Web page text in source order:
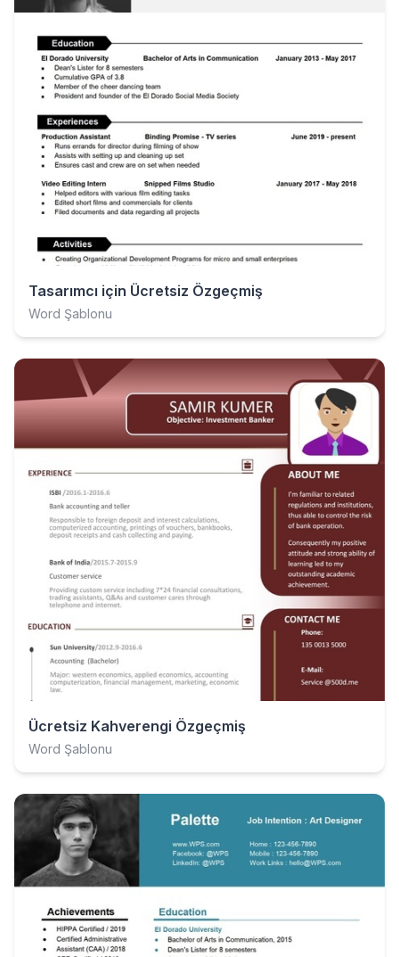
Tasarımcı için Ücretsiz Özgeçmiş
Word Şablonu
Ücretsiz Kahverengi Özgeçmiş
Word Şablonu